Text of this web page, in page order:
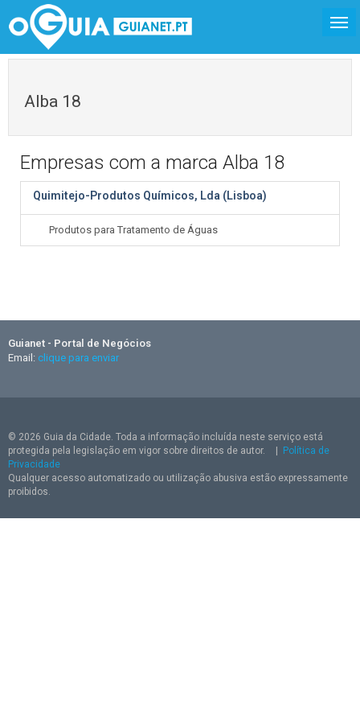
Alba 18
Empresas com a marca Alba 18
Quimitejo-Produtos Químicos, Lda (Lisboa)
Produtos para Tratamento de Águas
Guianet - Portal de Negócios
Email: clique para enviar
© 2026 Guia da Cidade. Toda a informação incluída neste serviço está
protegida pela legislação em vigor sobre direitos de autor.
Política de
Privacidade
Qualquer acesso automatizado ou utilização abusiva estão expressamente
proibidos.